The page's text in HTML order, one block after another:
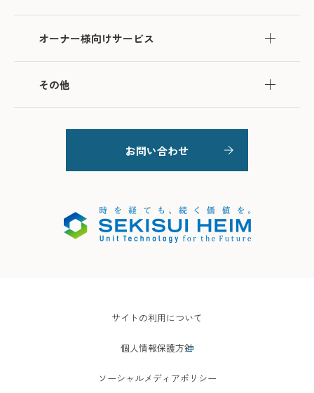
オーナー様向けサービス
その他
お問い合わせ
サイトの利用について
個人情報保護方針
ソーシャルメディアポリシー